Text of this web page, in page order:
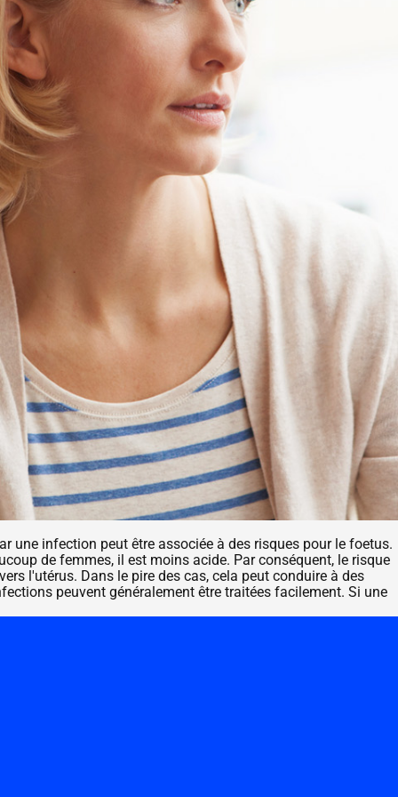
une infection peut être associée à des risques pour le foetus.
de femmes, il est moins acide. Par conséquent, le risque
l'utérus. Dans le pire des cas, cela peut conduire à des
peuvent généralement être traitées facilement. Si une